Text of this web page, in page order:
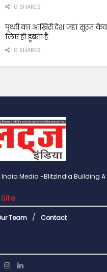
0 SHARES
पृथ्वी का आखिरी देश जहां सूरज
लिए ही डूबता है
0 SHARES
India Media -BlitzIndia Building A
Team Contact